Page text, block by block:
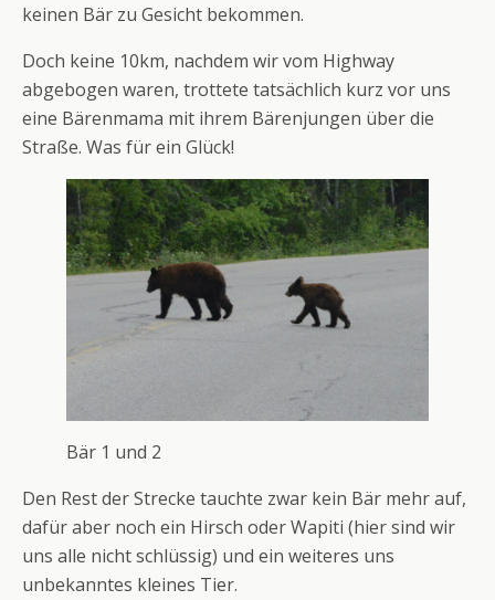
keinen Bär zu Gesicht bekommen.
Doch keine 10km, nachdem wir vom Highway
abgebogen waren, trottete tatsächlich kurz vor uns
eine Bärenmama mit ihrem Bärenjungen über die
Straße. Was für ein Glück!
Bär 1 und 2
Den Rest der Strecke tauchte zwar kein Bär mehr auf,
dafür aber noch ein Hirsch oder Wapiti (hier sind wir
uns alle nicht schlüssig) und ein weiteres uns
unbekanntes kleines Tier.